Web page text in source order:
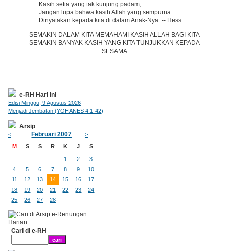
Kasih setia yang tak kunjung padam,
Jangan lupa bahwa kasih Allah yang sempurna
Dinyatakan kepada kita di dalam Anak-Nya. -- Hess
SEMAKIN DALAM KITA MEMAHAMI KASIH ALLAH BAGI KITA
SEMAKIN BANYAK KASIH YANG KITA TUNJUKKAN KEPADA
SESAMA
e-RH Hari Ini
Edisi Minggu, 9 Agustus 2026
Menjadi Jembatan (YOHANES 4:1-42)
Arsip
< Februari 2007
>
M
S S R K J S
1 2
3
4
5 6 7 8 9
10
11
12 13 14 15 16
17
18
19 20 21 22 23
24
25
26 27 28
Cari di e-RH